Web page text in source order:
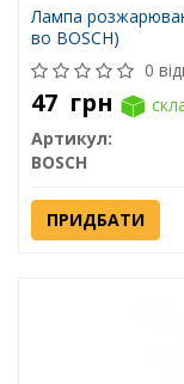
Лампа
во BOSCH)
0
47 грн
Артикул:
BOSCH
ПРИДБАТИ